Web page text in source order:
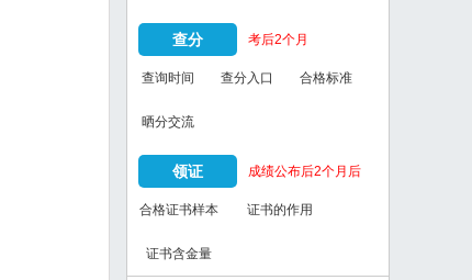
查分 考后2个月
查询时间 查分入口 合格标准
晒分交流
领证 成绩公布后2个月后
合格证书样本 证书的作用
证书含金量